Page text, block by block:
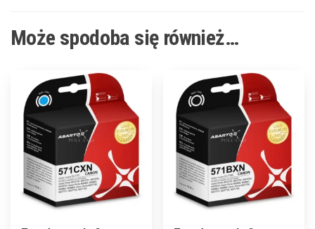
Może spodoba się również…